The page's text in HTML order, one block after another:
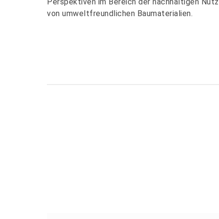
von umweltfreundlichen Baumaterialien.